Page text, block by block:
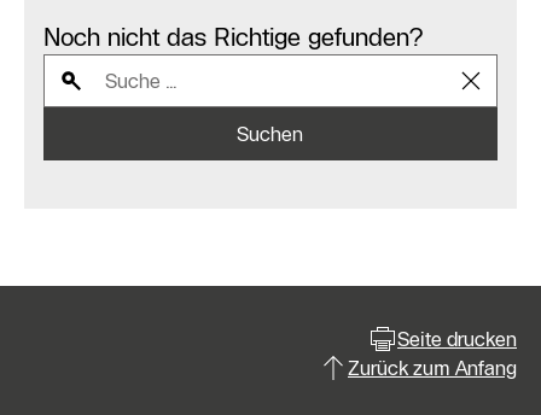
Noch nicht das Richtige gefunden?
Suchen
Seite drucken
Zurück zum Anfang